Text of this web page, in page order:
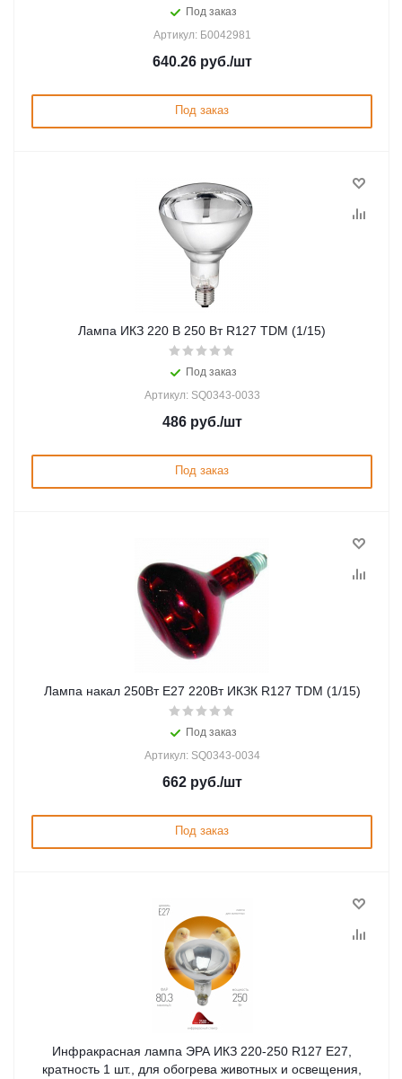
Под заказ
Артикул: Б0042981
640.26руб./шт
Под заказ
Лампа ИКЗ 220 В 250 Вт R127 TDM (1/15)
Под заказ
Артикул: SQ0343-0033
486руб./шт
Под заказ
Лампа накал 250Вт Е27 220Вт ИКЗК R127 TDM (1/15)
Под заказ
Артикул: SQ0343-0034
662руб./шт
Под заказ
Инфракрасная лампа ЭРА ИКЗ 220-250 R127 E27,
кратность 1 шт., для обогрева животных и освещения,